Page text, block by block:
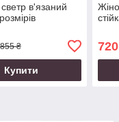
в'язаний
855 ₴
Купити
720